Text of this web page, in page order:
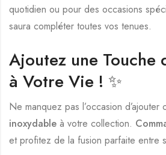
quotidien ou pour des occasions
saura compléter toutes vos tenues.
Ajoutez une Touche
à Votre Vie ! ✨
Ne manquez pas l’occasion d’ajouter
inoxydable à votre collection.
et profitez de la fusion parfaite entre